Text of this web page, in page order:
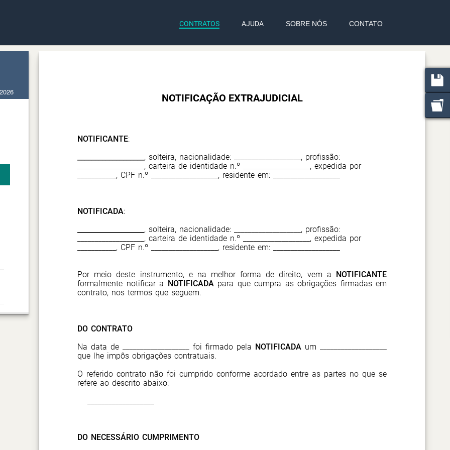
CONTRATOS AJUDA SOBRE NÓS CONTATO
NOTIFICAÇÃO EXTRAJUDICIAL
NOTIFICANTE:
, solteira, nacionalidade: ___________________, profissão:
___________________, carteira de identidade n.º ___________________, expedida por
___________, CPF n.º ___________________, residente em: ___________________
NOTIFICADA:
, solteira, nacionalidade: ___________________, profissão:
___________________, carteira de identidade n.º ___________________, expedida por
___________, CPF n.º ___________________, residente em: ___________________
Por meio deste instrumento, e na melhor forma de direito, vem a NOTIFICANTE
formalmente notificar a NOTIFICADApara que cumpra as obrigações firmadas em
contrato, nos termos que seguem.
DO CONTRATO
Na data de ___________________ foi firmado pela NOTIFICADA um ___________________
que lhe impôs obrigações contratuais.
O referido contrato não foi cumprido conforme acordado entre as partes no que se
refere ao descrito abaixo:
DO NECESSÁRIO CUMPRIMENTO